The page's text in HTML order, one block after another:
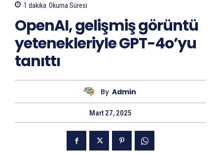
1 dakika Okuma Süresi
OpenAI, gelişmiş görüntü
yetenekleriyle GPT-4o’yu
tanıttı
By Admin
Mart 27, 2025